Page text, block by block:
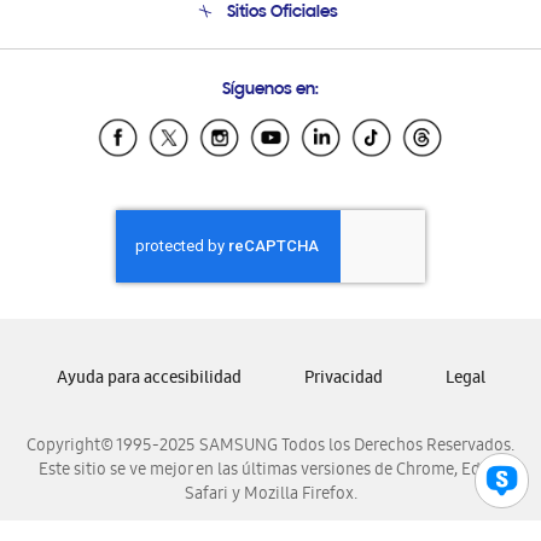
Condiciones de Compra
Soporte vía eMail
Sitios Oficiales
Samsung Ecuador
Samsung El Salvador
Samsung Honduras
Samsung Nicaragua
Samsung Panamá
Samsung Venezuela
Síguenos en:
Copyright© 1995-2025 SAMSUNG Todos los Derechos Reservados.
Este sitio se ve mejor en las últimas versiones de Chrome, Edge,
Safari y Mozilla Firefox.
Ayuda para accesibilidad Privacidad Legal